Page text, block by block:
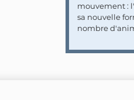
mouvement :
sa nouvelle
nombre